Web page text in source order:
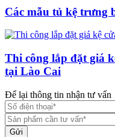
Các mẫu tủ kệ trưng
Thi công lắp đặt giá
tại Lào Cai
Để lại thông tin nhận tư vấn
Gửi